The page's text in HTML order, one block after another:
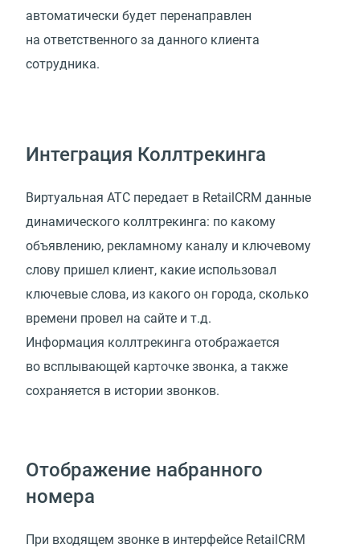
автоматически будет перенаправлен
на ответственного за данного клиента
сотрудника.
Интеграция Коллтрекинга
Виртуальная АТС передает в RetailCRM данные
динамического коллтрекинга: по какому
объявлению, рекламному каналу и ключевому
слову пришел клиент, какие использовал
ключевые слова, из какого он города, сколько
времени провел на сайте и т.д.
Информация коллтрекинга отображается
во всплывающей карточке звонка, а также
сохраняется в истории звонков.
Отображение набранного
номера
При входящем звонке в интерфейсе RetailCRM